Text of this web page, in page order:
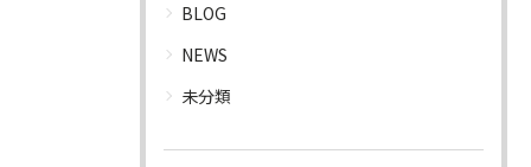
BLOG
NEWS
未分類